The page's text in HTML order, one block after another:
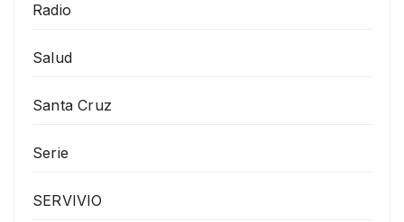
Radio
Salud
Santa Cruz
Serie
SERVIVIO